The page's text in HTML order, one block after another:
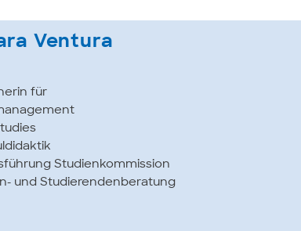
Ventura
für
Studienkommission
und Studierendenberatung